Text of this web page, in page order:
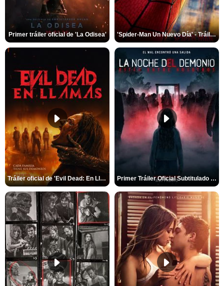
Primer tráiler oficial de 'La Odisea' 'Spider-Man Un Nuevo Día' - Tráiler oficial subtitulado
Tráiler oficial de 'Evil Dead: En Llamas' Primer Tráiler Oficial Subtitulado de 'La Noche Del Demonio: Están Entre Nosotros'